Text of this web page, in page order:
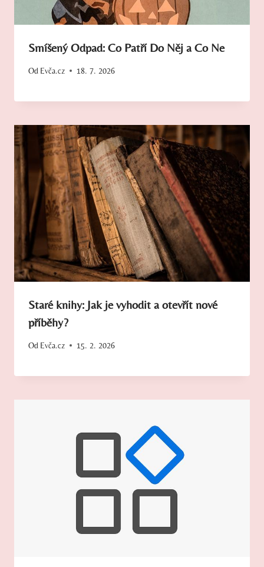
Smíšený Odpad: Co Patří Do Něj a Co Ne
Od Evča.cz 18. 7. 2026
Staré knihy: Jak je vyhodit a otevřít nové
příběhy?
Od Evča.cz 15. 2. 2026